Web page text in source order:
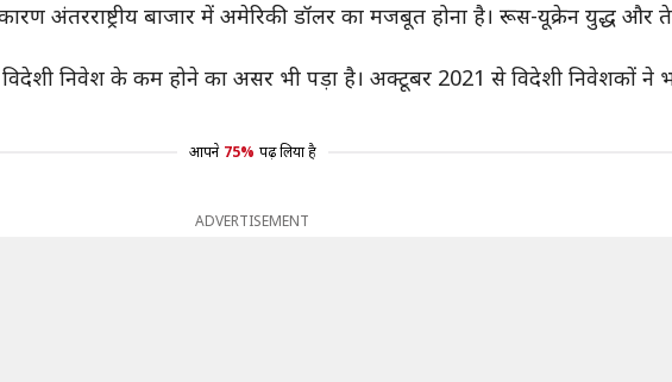
अंतरराष्ट्रीय बाजार में अमेरिकी डॉलर का मजबूत होना है। रूस-यूक्रेन युद्ध और
निवेश के कम होने का असर भी पड़ा है। अक्टूबर 2021 से विदेशी निवेशकों ने
आपने 75% पढ़ लिया है
ADVERTISEMENT